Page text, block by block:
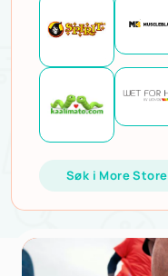
Søk i More Store